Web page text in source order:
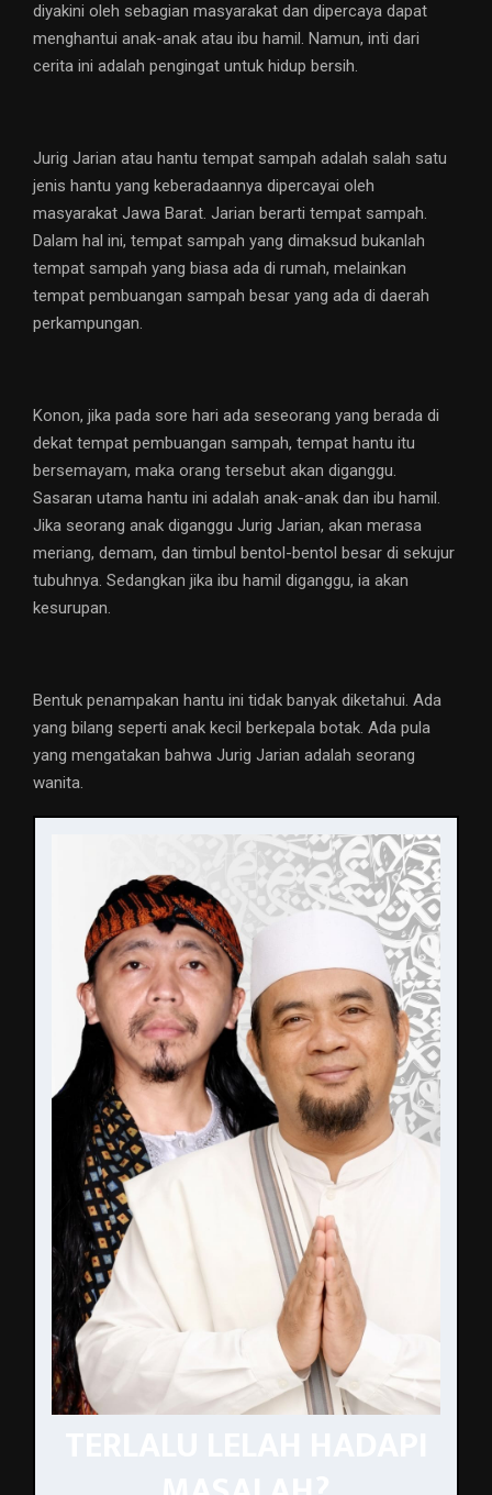
diyakini oleh sebagian masyarakat dan dipercaya dapat
menghantui anak-anak atau ibu hamil. Namun, inti dari
cerita ini adalah pengingat untuk hidup bersih.
Jurig Jarian atau hantu tempat sampah adalah salah satu
jenis hantu yang keberadaannya dipercayai oleh
masyarakat Jawa Barat. Jarian berarti tempat sampah.
Dalam hal ini, tempat sampah yang dimaksud bukanlah
tempat sampah yang biasa ada di rumah, melainkan
tempat pembuangan sampah besar yang ada di daerah
perkampungan.
Konon, jika pada sore hari ada seseorang yang berada di
dekat tempat pembuangan sampah, tempat hantu itu
bersemayam, maka orang tersebut akan diganggu.
Sasaran utama hantu ini adalah anak-anak dan ibu hamil.
Jika seorang anak diganggu Jurig Jarian, akan merasa
meriang, demam, dan timbul bentol-bentol besar di sekujur
tubuhnya. Sedangkan jika ibu hamil diganggu, ia akan
kesurupan.
Bentuk penampakan hantu ini tidak banyak diketahui. Ada
yang bilang seperti anak kecil berkepala botak. Ada pula
yang mengatakan bahwa Jurig Jarian adalah seorang
wanita.